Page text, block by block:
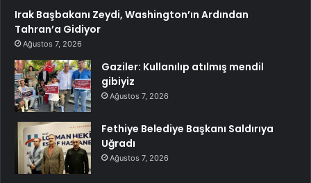
Irak Başbakanı Zeydi, Washington’ın Ardından
Tahran’a Gidiyor
Ağustos 7, 2026
Gaziler: Kullanılıp atılmış mendil
gibiyiz
Ağustos 7, 2026
Fethiye Belediye Başkanı Saldırıya
Uğradı
Ağustos 7, 2026